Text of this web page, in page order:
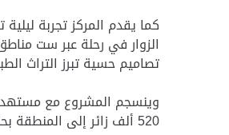
كما يقدم المركز تجربة
الزوار في رحلة عبر ست
تصاميم حسية تبرز التراث
520 ألف زائر إلى المنطقة بحلول عام 2030، من خلال توفير مرافق نوعية تثري تنويع التجارب السياحية.